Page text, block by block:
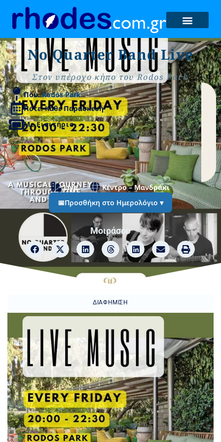
No Quarter Band Live
Στον υπέροχο κήπο του Rodos Park
Που:Rodos Park
Πότε: Κάθε Παρασκευή
Με Εισιτήριο
Live
Κέντρο – Μανδράκι
📅Προσθήκη στο Ημερολόγιο ▾
Μοιράσου
ΔΙΑΦΉΜΙΣΗ